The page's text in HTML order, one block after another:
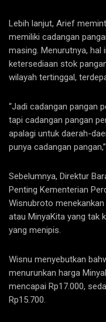
Lebih lanjut, Arief
memiliki cadangan
masing. Menurutnya, hal
ketersediaan stok
wilayah tertinggal,
“Jadi cadangan pangan
tapi cadangan pangan
apalagi untuk daerah-
punya cadangan
Sebelumnya, Direktur
Penting Kementerian
Wisnubroto
atau MinyaKita yang tak
yang menipis.
Wisnu menyebutkan
menurunkan harga
mencapai Rp17.000,
Rp15.700.